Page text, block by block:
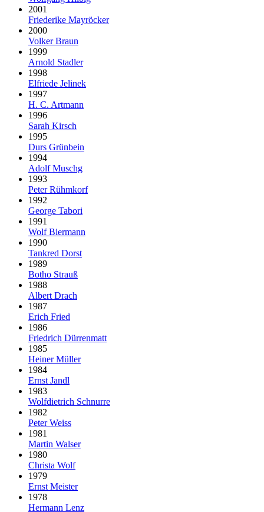
2001
Friederike Mayröcker
2000
Volker Braun
1999
Arnold Stadler
1998
Elfriede Jelinek
1997
H. C. Artmann
1996
Sarah Kirsch
1995
Durs Grünbein
1994
Adolf Muschg
1993
Peter Rühmkorf
1992
George Tabori
1991
Wolf Biermann
1990
Tankred Dorst
1989
Botho Strauß
1988
Albert Drach
1987
Erich Fried
1986
Friedrich Dürrenmatt
1985
Heiner Müller
1984
Ernst Jandl
1983
Wolfdietrich Schnurre
1982
Peter Weiss
1981
Martin Walser
1980
Christa Wolf
1979
Ernst Meister
1978
Hermann Lenz